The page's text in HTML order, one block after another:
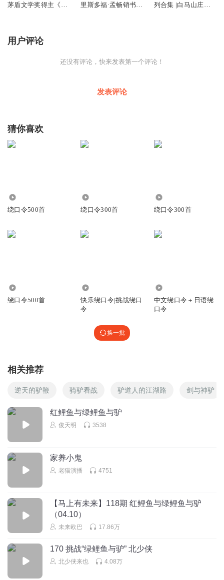
茅盾文学奖得主《人
里斯多福·孟畅销书
列合集 |白马山庄谜
用户评论
还没有评论，快来发表第一个评论！
发表评论
猜你喜欢
绕口令500首 绕口令300首 绕口令300首
绕口令500首
快乐绕口令|挑战绕口
令
中文绕口令＋日语绕
口令
换一批
相关推荐
逆天的驴鞭 骑驴看战 驴道人的江湖路 剑与神驴
红鲤鱼与绿鲤鱼与驴
俊天明 3538
家养小鬼
老猫演播 4751
【马上有未来】118期 红鲤鱼与绿鲤鱼与驴
（04.10）
未来欧巴 17.86万
170 挑战“绿鲤鱼与驴” 北少侠
北少侠来也 4.08万